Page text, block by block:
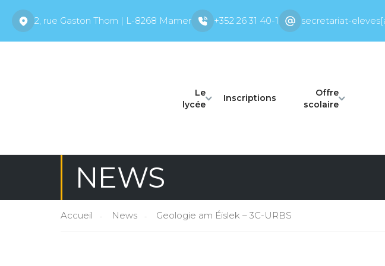
2, rue Gaston Thorn | L-8268 Mamer +352 26 31 40-1 secretariat-
Le
lycée
Inscriptions
Offre
scolaire
NEWS
Accueil News Geologie am Éislek – 3C-URBS